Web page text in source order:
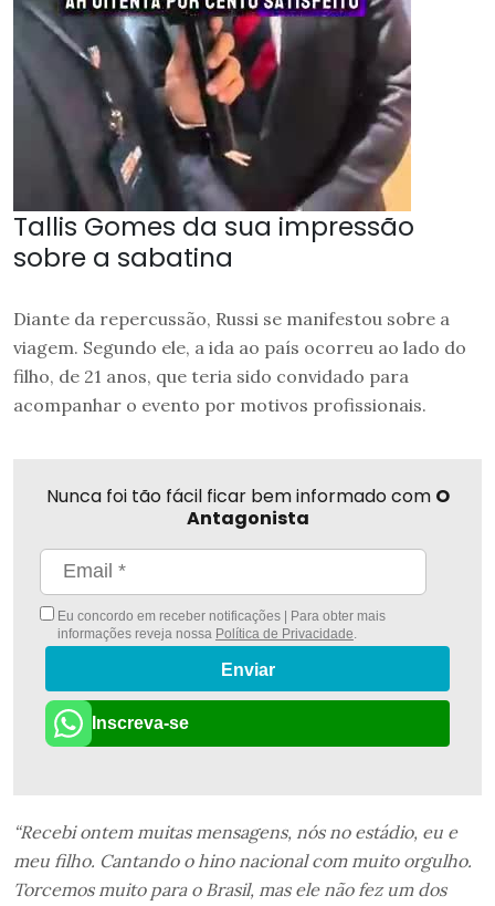
Tallis Gomes da sua impressão
sobre a sabatina
Diante da repercussão, Russi se manifestou sobre a
viagem. Segundo ele, a ida ao país ocorreu ao lado do
filho, de 21 anos, que teria sido convidado para
acompanhar o evento por motivos profissionais.
Nunca foi tão fácil ficar bem informado com O
Antagonista
Eu concordo em receber notificações | Para obter mais
informações reveja nossa Política de Privacidade.
Enviar
Inscreva-se
“Recebi ontem muitas mensagens, nós no estádio, eu e
meu filho. Cantando o hino nacional com muito orgulho.
Torcemos muito para o Brasil, mas ele não fez um dos